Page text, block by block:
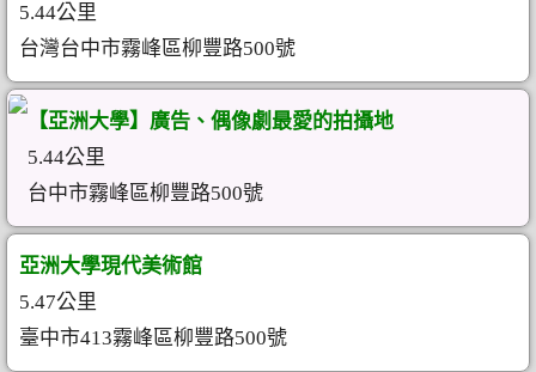
5.44公里
台灣台中市霧峰區柳豐路500號
【亞洲大學】廣告、偶像劇最愛的拍攝地
5.44公里
台中市霧峰區柳豐路500號
亞洲大學現代美術館
5.47公里
臺中市413霧峰區柳豐路500號